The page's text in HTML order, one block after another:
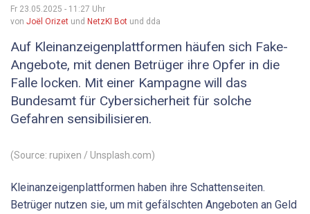
Fr 23.05.2025 - 11:27 Uhr
von Joël Orizet und NetzKI Bot und dda
Auf Kleinanzeigenplattformen häufen sich Fake-
Angebote, mit denen Betrüger ihre Opfer in die
Falle locken. Mit einer Kampagne will das
Bundesamt für Cybersicherheit für solche
Gefahren sensibilisieren.
(Source: rupixen / Unsplash.com)
Kleinanzeigenplattformen haben ihre Schattenseiten.
Betrüger nutzen sie, um mit gefälschten Angeboten an Geld